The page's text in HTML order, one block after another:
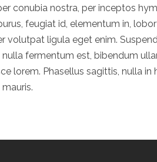
conubia nostra, per inceptos
feugiat id, elementum in,
volutpat ligula eget enim.
nulla fermentum est, bibendum
lorem. Phasellus sagittis, nulla